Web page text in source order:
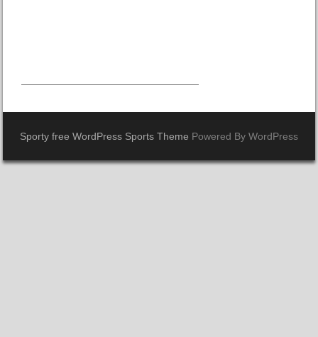
Sporty free WordPress Sports Theme Powered By WordPress